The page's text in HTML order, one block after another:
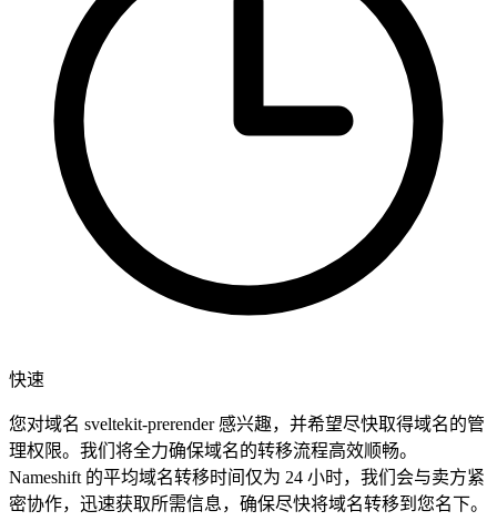
快速
您对域名 sveltekit-prerender 感兴趣，并希望尽快取得域名的管
理权限。我们将全力确保域名的转移流程高效顺畅。
Nameshift 的平均域名转移时间仅为 24 小时，我们会与卖方紧
密协作，迅速获取所需信息，确保尽快将域名转移到您名下。